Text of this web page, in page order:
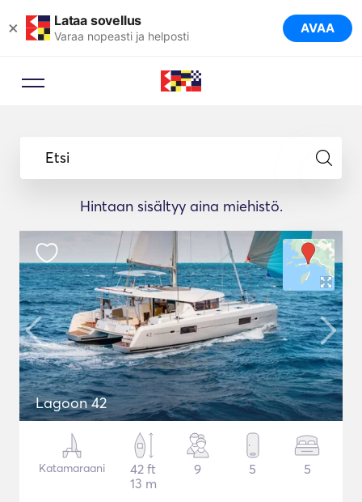
× Lataa sovellus
Varaa nopeasti ja helposti AVAA
Etsi
Hintaan sisältyy aina miehistö.
Lagoon 42
Katamaraani
42 ft
13 m
9 5 5